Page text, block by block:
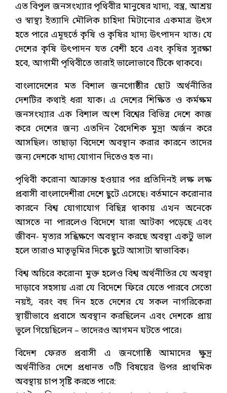
এত বিপুল জনসংখ্যার পৃথিবীর মানুষের খাদ্য, বস্ত্র, আশ্রয়
ও স্বাস্থ্য ইত্যাদি মৌলিক চাহিদা মিটানোর একমাত্র উৎস
হতে পারে এমূহুর্তে কৃষি ও কৃষির খাদ্য উৎপাদন খাত। যে
দেশের কৃষি উৎপাদন যত বেশী হবে এবং কৃষির সুরক্ষা
হবে, আগামী পৃথিবীতে তারাই ভালোভাবে টিকে থাকবে।
বাংলাদেশের মত বিশাল জনগোষ্ঠীর ছোট অর্থনীতির
দেশটির কথাই ধরা যাক। এ দেশের শিক্ষিত ও কর্মক্ষম
জনসংখ্যার এক বিশাল অংশ বিশ্বের বিভিন্ন দেশে কাজ
করে দেশের জন্য এতদিন বৈদেশিক মুদ্রা অর্জন করে
আসছিল। তাছাড়া বিদেশে অবস্থান করার কারনে তাদের
জন্য দেশকে খাদ্য যোগান দিতেও হত না।
পৃথিবী করোনা আক্রান্ত হওয়ার পর প্রতিদিনই লক্ষ লক্ষ
প্রবাসী বাংলাদেশীরা দেশে ছুটে এসেছে। বর্তমানে করোনার
কারনে বিশ্ব যোগাযোগ বিছিন্ন থাকায় এখন অনেকে
আসতে না পারলেও বিদেশে যারা আটকা পড়েছে এবং
জীবন- মৃত্যর সন্ধিক্ষণে অবস্থান করছে অবস্থা একটু ভাল
হলে তারাও মাতৃভূমির দিকে ছুটে আসাটা স্বাভাবিক।
বিশ্ব অচিরে করোনা মুক্ত হলেও বিশ্ব অর্থনীতির যে অবস্থা
দাড়াবে সহসায় এরা যে বিদেশে ফিরে যেতে পারবে সেতো
নয়ই, বরং বহু দিন হতে দেশের যে সকল নাগরিকেরা
স্থায়ীভাবে প্রবাসে অবস্থান করছিলেন এবং দেশকে প্রায়
ভূলে গিয়েছিলেন – তাদেরও আগমন ঘটতে পারে।
বিদেশ ফেরত প্রবাসী এ জনগোষ্ঠি আমাদের ক্ষুদ্র
অর্থনীতির দেশে প্রধানত ৩টি বিষয়ের উপর প্রাথমিক
অবস্থায় চাপ সৃষ্টি করতে পারে: